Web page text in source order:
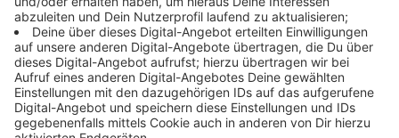
Farben vor. Die Polizei will nun untersuchen, wiees
dem Betrieb ins Abwasser gekommen ist.